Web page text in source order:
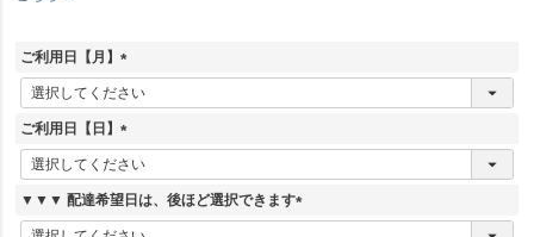
ご利用日【月】
(
必
須
)
ご利用日【日】
(
必
須
)
▼▼▼ 配達希望日は、後ほど選択できます
(